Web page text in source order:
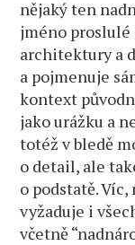
nějaký ten
jméno
architektury a
a pojmenuje
kontext
jako urážku a
totéž v bledě
o detail, ale
o podstatě.
vyžaduje i
včetně